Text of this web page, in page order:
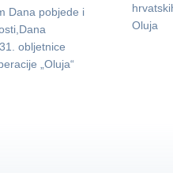
Dana pobjede i
obljetnice
„Oluja“
Oluja